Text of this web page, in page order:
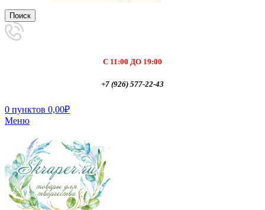
Поиск
С 11:00 ДО 19:00
+7 (926) 577-22-43
0 пунктов 0,00₽
Меню